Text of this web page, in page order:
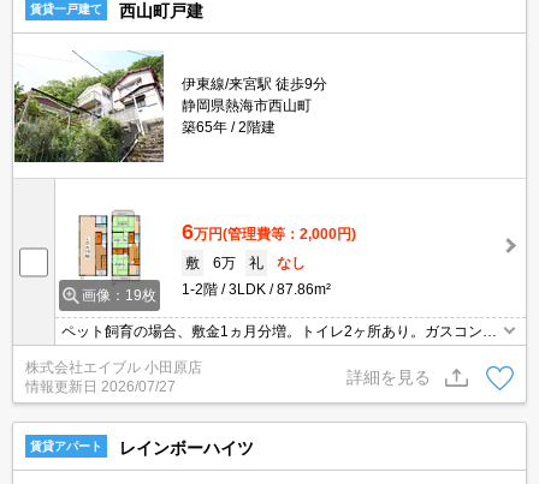
賃貸一戸建て 西山町戸建
伊東線/来宮駅 徒歩9分
静岡県熱海市西山町
築65年
2階建
画像：19枚
6万円(管理費等：2,000円)
敷
6万 礼
なし
1-2階
3LDK 87.86m²
ペット飼育の場合、敷金1ヵ月分増。トイレ2ヶ所あり。ガスコンロ
設置可。エアコン1基付き。室内に洗濯機置場あり。
株式会社エイブル 小田原店
情報更新日 2026/07/27
詳細を見る
賃貸アパート レインボーハイツ